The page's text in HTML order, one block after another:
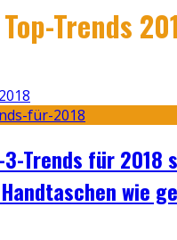
Top-Trends
3-Trends für 2018
wie